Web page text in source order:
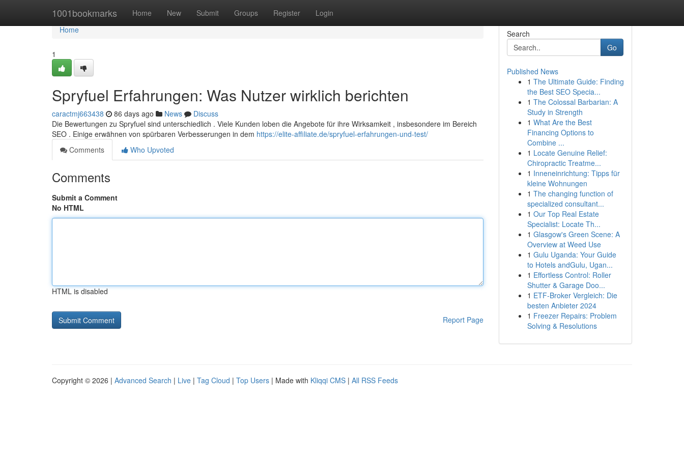
1001bookmarks Home New Submit Groups Register Login
Home
Home
1
Spryfuel Erfahrungen: Was Nutzer wirklich berichten
caractmj663438 86 days ago News
Discuss
Die Bewertungen zu Spryfuel sind unterschiedlich . Viele Kunden loben die Angebote für ihre Wirksamkeit , insbesondere im Bereich
SEO . Einige erwähnen von spürbaren Verbesserungen in dem https://elite-affiliate.de/spryfuel-erfahrungen-und-test/
Comments
Who Upvoted
Comments
Submit a Comment
No HTML
HTML is disabled
Report Page
Search
Go
Published News
1 The Ultimate Guide: Finding
the Best SEO Specia...
1 The Colossal Barbarian: A
Study in Strength
1 What Are the Best
Financing Options to
Combine ...
1 Locate Genuine Relief:
Chiropractic Treatme...
1 Inneneinrichtung: Tipps für
kleine Wohnungen
1 The changing function of
specialized consultant...
1 Our Top Real Estate
Specialist: Locate Th...
1 Glasgow's Green Scene: A
Overview at Weed Use
1 Gulu Uganda: Your Guide
to Hotels andGulu, Ugan...
1 Effortless Control: Roller
Shutter & Garage Doo...
1 ETF-Broker Vergleich: Die
besten Anbieter 2024
1 Freezer Repairs: Problem
Solving & Resolutions
Copyright © 2026 | Advanced Search | Live | Tag Cloud | Top Users | Made with Kliqqi CMS | All RSS Feeds